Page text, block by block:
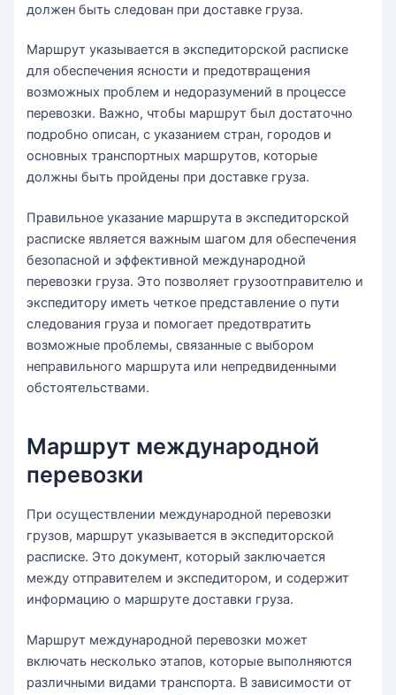
должен быть следован при доставке груза.
Маршрут указывается в экспедиторской расписке
для обеспечения ясности и предотвращения
возможных проблем и недоразумений в процессе
перевозки. Важно, чтобы маршрут был достаточно
подробно описан, с указанием стран, городов и
основных транспортных маршрутов, которые
должны быть пройдены при доставке груза.
Правильное указание маршрута в экспедиторской
расписке является важным шагом для обеспечения
безопасной и эффективной международной
перевозки груза. Это позволяет грузоотправителю и
экспедитору иметь четкое представление о пути
следования груза и помогает предотвратить
возможные проблемы, связанные с выбором
неправильного маршрута или непредвиденными
обстоятельствами.
Маршрут международной
перевозки
При осуществлении международной перевозки
грузов, маршрут указывается в экспедиторской
расписке. Это документ, который заключается
между отправителем и экспедитором, и содержит
информацию о маршруте доставки груза.
Маршрут международной перевозки может
включать несколько этапов, которые выполняются
различными видами транспорта. В зависимости от